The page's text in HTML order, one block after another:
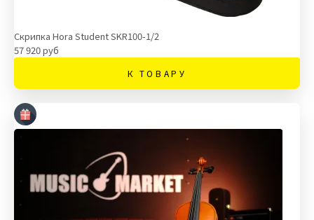
Скрипка Hora Student SKR100-1/2
57 920 руб
К ТОВАРУ